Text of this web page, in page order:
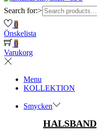
Search for:>
0
Önskelista
0
Varukorg
Menu
KOLLEKTION
Smycken
HALSBAND